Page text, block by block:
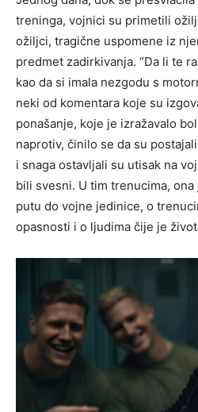
treninga, vojnici su primetili
ožiljci, tragične uspomene iz
predmet zadirkivanja. “Da li te
kao da si imala nezgodu s
neki od komentara koje su
ponašanje, koje je izražavalo
naprotiv, činilo se da su
i snaga ostavljali su utisak na
bili svesni. U tim trenucima,
putu do vojne jedinice, o
opasnosti i o ljudima čije je